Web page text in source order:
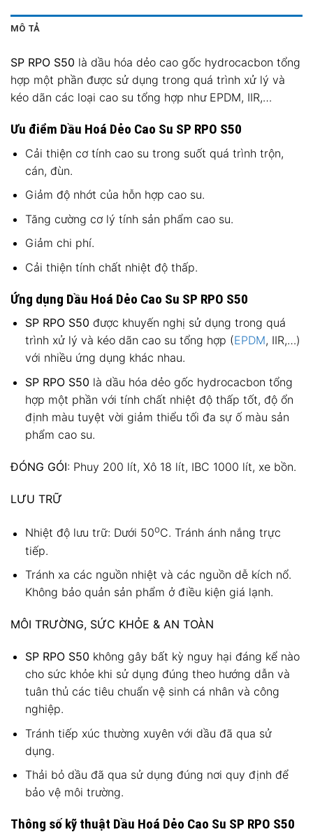
MÔ TẢ
SP RPO S50 là dầu hóa dẻo cao gốc hydrocacbon tổng
hợp một phần được sử dụng trong quá trình xử lý và
kéo dãn các loại cao su tổng hợp như EPDM, IIR,…
Ưu điểm Dầu Hoá Dẻo Cao Su SP RPO S50
Cải thiện cơ tính cao su trong suốt quá trình trộn,
cán, đùn.
Giảm độ nhớt của hỗn hợp cao su.
Tăng cường cơ lý tính sản phẩm cao su.
Giảm chi phí.
Cải thiện tính chất nhiệt độ thấp.
Ứng dụng Dầu Hoá Dẻo Cao Su SP RPO S50
SP RPO S50 được khuyến nghị sử dụng trong quá
trình xử lý và kéo dãn cao su tổng hợp (EPDM, IIR,…)
với nhiều ứng dụng khác nhau.
SP RPO S50 là dầu hóa dẻo gốc hydrocacbon tổng
hợp một phần với tính chất nhiệt độ thấp tốt, độ ổn
định màu tuyệt vời giảm thiểu tối đa sự ố màu sản
phẩm cao su.
ĐÓNG GÓI: Phuy 200 lít, Xô 18 lít, IBC 1000 lít, xe bồn.
LƯU TRỮ
Nhiệt độ lưu trữ: Dưới 50oC. Tránh ánh nắng trực
tiếp.
Tránh xa các nguồn nhiệt và các nguồn dễ kích nổ.
Không bảo quản sản phẩm ở điều kiện giá lạnh.
MÔI TRƯỜNG, SỨC KHỎE & AN TOÀN
SP RPO S50 không gây bất kỳ nguy hại đáng kể nào
cho sức khỏe khi sử dụng đúng theo hướng dẫn và
tuân thủ các tiêu chuẩn vệ sinh cá nhân và công
nghiệp.
Tránh tiếp xúc thường xuyên với dầu đã qua sử
dụng.
Thải bỏ dầu đã qua sử dụng đúng nơi quy định để
bảo vệ môi trường.
Thông số kỹ thuật Dầu Hoá Dẻo Cao Su SP RPO S50